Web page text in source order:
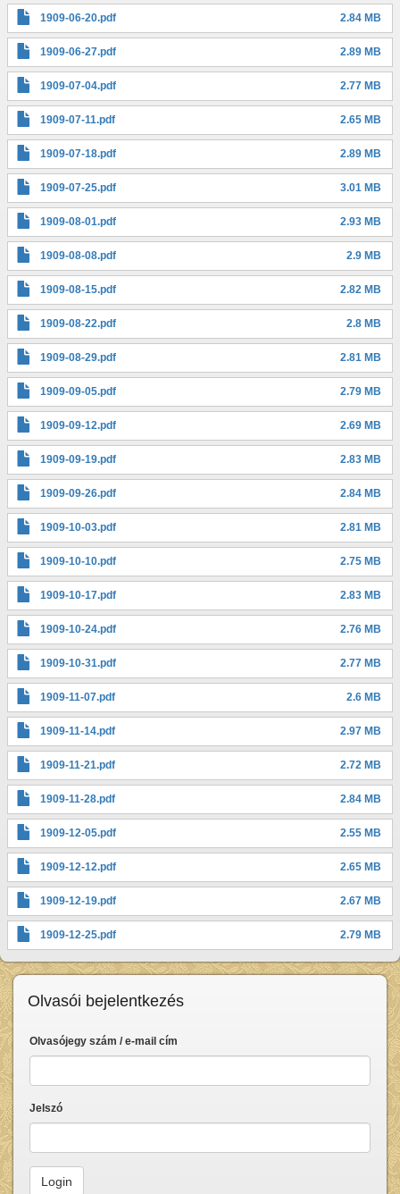
1909-06-20.pdf 2.84 MB
1909-06-27.pdf 2.89 MB
1909-07-04.pdf 2.77 MB
1909-07-11.pdf 2.65 MB
1909-07-18.pdf 2.89 MB
1909-07-25.pdf 3.01 MB
1909-08-01.pdf 2.93 MB
1909-08-08.pdf 2.9 MB
1909-08-15.pdf 2.82 MB
1909-08-22.pdf 2.8 MB
1909-08-29.pdf 2.81 MB
1909-09-05.pdf 2.79 MB
1909-09-12.pdf 2.69 MB
1909-09-19.pdf 2.83 MB
1909-09-26.pdf 2.84 MB
1909-10-03.pdf 2.81 MB
1909-10-10.pdf 2.75 MB
1909-10-17.pdf 2.83 MB
1909-10-24.pdf 2.76 MB
1909-10-31.pdf 2.77 MB
1909-11-07.pdf 2.6 MB
1909-11-14.pdf 2.97 MB
1909-11-21.pdf 2.72 MB
1909-11-28.pdf 2.84 MB
1909-12-05.pdf 2.55 MB
1909-12-12.pdf 2.65 MB
1909-12-19.pdf 2.67 MB
1909-12-25.pdf 2.79 MB
Olvasói bejelentkezés
Olvasójegy szám / e-mail cím
Jelszó